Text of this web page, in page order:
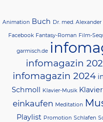
Animation Buch Dr. med.
Facebook Fantasy-Roman Film-
garmisch.de
infomagazin
infomagazin 2024
Schmoll Klavier-Musik
einkaufen Meditation
Playlist Promotion Schlafen